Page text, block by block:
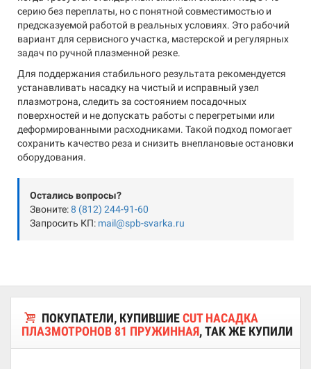
серию без переплаты, но с понятной совместимостью и
предсказуемой работой в реальных условиях. Это рабочий
вариант для сервисного участка, мастерской и регулярных
задач по ручной плазменной резке.
Для поддержания стабильного результата рекомендуется
устанавливать насадку на чистый и исправный узел
плазмотрона, следить за состоянием посадочных
поверхностей и не допускать работы с перегретыми или
деформированными расходниками. Такой подход помогает
сохранить качество реза и снизить внеплановые остановки
оборудования.
Остались вопросы?
Звоните:8 (812) 244-91-60
Запросить КП: mail@spb-svarka.ru
ПОКУПАТЕЛИ, КУПИВШИЕCUT НАСАДКА
ПЛАЗМОТРОНОВ 81 ПРУЖИННАЯ, ТАК ЖЕ КУПИЛИ